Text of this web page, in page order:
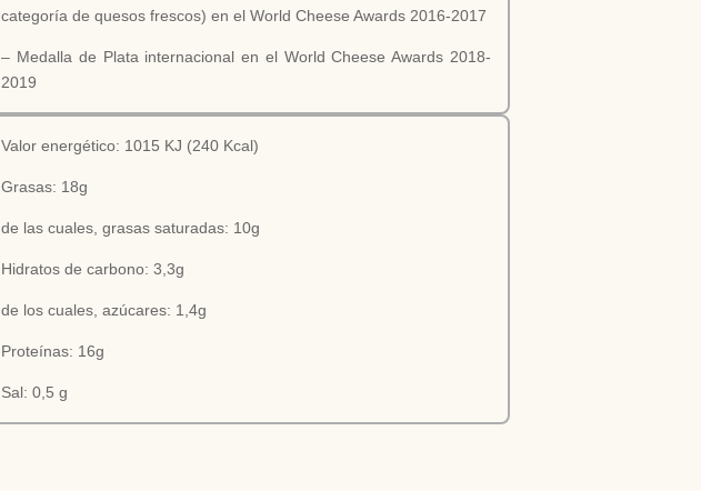
categoría de quesos frescos) en el World Cheese Awards 2016-2017
– Medalla de Plata internacional en el World Cheese Awards 2018-
2019
Valor energético: 1015 KJ (240 Kcal)
Grasas: 18g
de las cuales, grasas saturadas: 10g
Hidratos de carbono: 3,3g
de los cuales, azúcares: 1,4g
Proteínas: 16g
Sal: 0,5 g